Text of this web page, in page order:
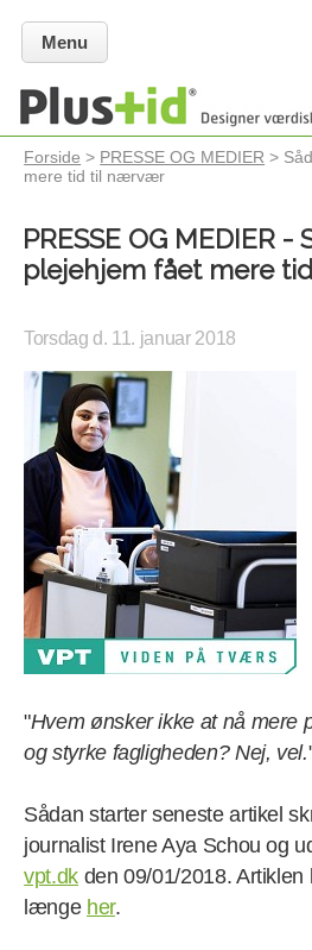
Menu
Forside > PRESSE OG MEDIER >
mere tid til nærvær
PRESSE OG MEDIER -
plejehjem fået mere
Torsdag d. 11. januar 2018
"Hvem ønsker ikke at nå mere
og styrke fagligheden? Nej, vel.
Sådan starter seneste artikel
journalist Irene Aya Schou og
vpt.dk den 09/01/2018.
længe her.